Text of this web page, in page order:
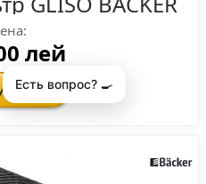
лей
🛒
Есть вопрос? 🍳